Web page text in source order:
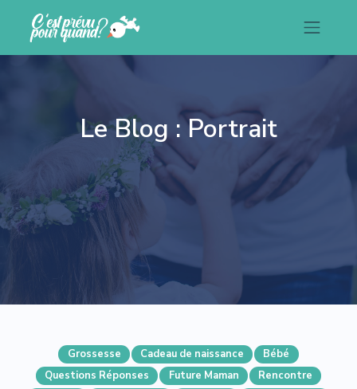
Le Blog : Portrait
Grossesse Cadeau de naissance
Bébé
Questions Réponses
Future Maman
Rencontre